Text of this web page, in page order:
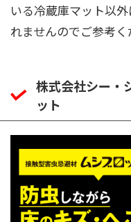
いる冷蔵庫マット以
れませんのでご参考く
株式会社シー・
ット